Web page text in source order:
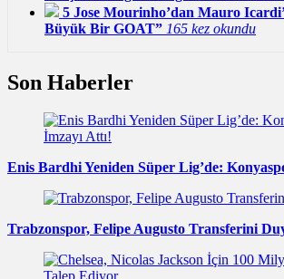
5 Jose Mourinho’dan Mauro
Büyük Bir GOAT” 165 kez okundu
Son Haberler
Enis Bardhi Yeniden Süper Lig’de:
Trabzonspor, Felipe Augusto Transferini